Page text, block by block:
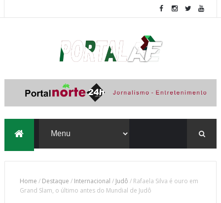
Home / Destaque / Internacional / Judô / Rafaela Silva é ouro em
Grand Slam, o último antes do Mundial de Judô